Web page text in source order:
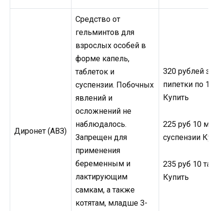
Диронет (АВЗ)
Средство от
гельминтов для
взрослых особей в
форме капель,
таблеток и
суспензии. Побочных
явлений и
осложнений не
наблюдалось.
Запрещен для
применения
беременным и
лактирующим
самкам, а также
котятам, младше 3-
320 рублей за
пипетки по 1
Купить
225 руб 10 мл
суспензии
235 руб 10
Купить